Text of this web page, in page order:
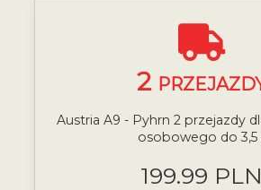
2
Austria A9 - Pyhrn 2 przejazdy
osobowego do 3,5
199.99 PLN